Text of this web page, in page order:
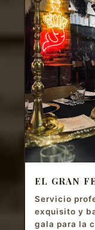
EL GRAN
Servicio
exquisito y
gala para la